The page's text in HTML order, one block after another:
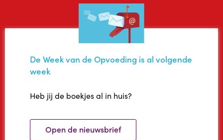
Samenwerking en Netwerkpartners
Onderzoek naar de effecten van Plusopvang
Ons aanbod
Ons aanbod
De Week van de Opvoeding is al volgende
week
Heb jij de boekjes al in huis?
Open de nieuwsbrief